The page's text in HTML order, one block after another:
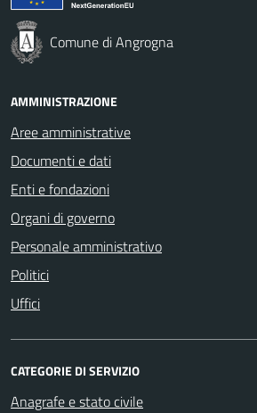
Comune di Angrogna
AMMINISTRAZIONE
Aree amministrative
Documenti e dati
Enti e fondazioni
Organi di governo
Personale amministrativo
Politici
Uffici
CATEGORIE DI SERVIZIO
Anagrafe e stato civile